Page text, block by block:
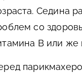
Седина
со
В или же